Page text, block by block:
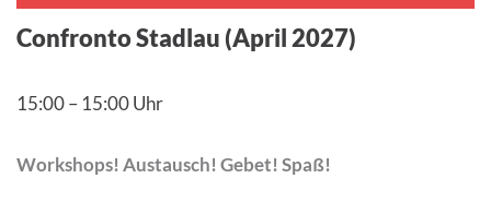
15:00 – 15:00 Uhr
Confronto Stadlau (April 2027)
Workshops! Austausch! Gebet! Spaß!